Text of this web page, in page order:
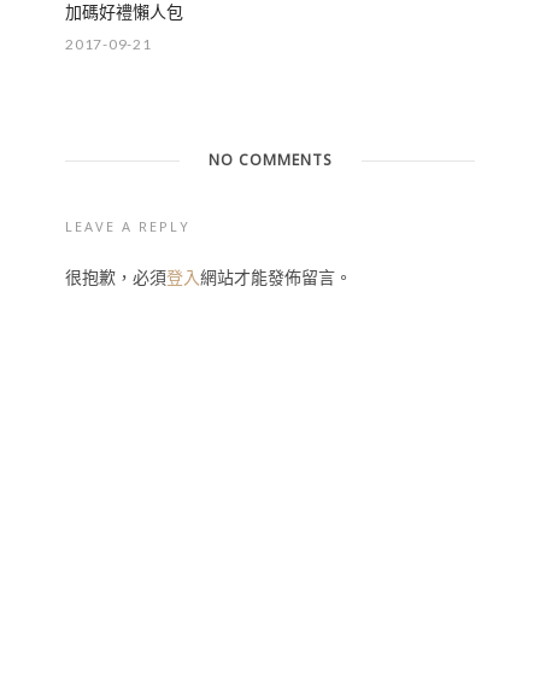
加碼好禮懶人包
2017-09-21
NO COMMENTS
LEAVE A REPLY
很抱歉，必須登入網站才能發佈留言。